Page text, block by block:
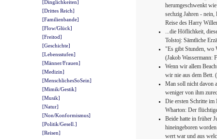
[Dinglichkeiten]
[Drittes Reich]
[Familienbande]
[Flow/Glück]
[Freitod]
[Geschichte]
[Lebensstufen]
[Männer/Frauen]
[Medizin]
[MenschlichesSoSein]
[Mimik/Gestik]
[Musik]
[Natur]
[Non/Konformismus]
[Politik/Gesell.]
[Reisen]
herumgeschwenkt
sechzig Jahren -
Reise des Harry
...die Höflichkeit,
Tolstoj: Sämtliche
"Es gibt Stunden, wo
(Jakob Wassermann:
Wenn wir allem
wir nie aus dem
Man soll nicht davon
weniger von ihm
Die ersten Schritte im
Wharton: Der
Beide hatte in früher
hineingeboren
wert war und aus